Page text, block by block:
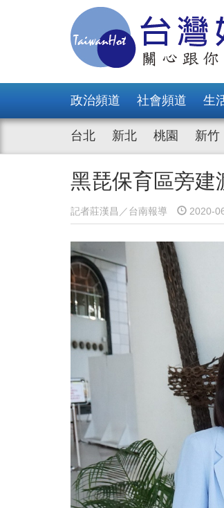
政治頻道 社會頻道 生
台北 新北 桃園 新竹
黑琵保育區旁
記者莊漢昌／台南報導 2020-